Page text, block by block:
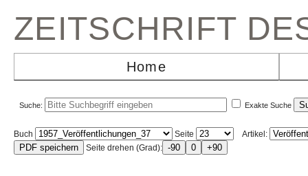
ZEITSCHRIFT
Home
Suche: Exakte Suche
Buch Seite
Artikel:
Seite drehen (Grad):